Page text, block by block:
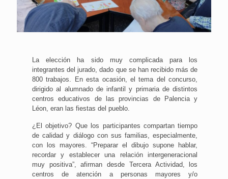
La elección ha sido muy complicada para los
integrantes del jurado, dado que se han recibido más de
800 trabajos. En esta ocasión, el tema del concurso,
dirigido al alumnado de infantil y primaria de distintos
centros educativos de las provincias de Palencia y
Léon, eran las fiestas del pueblo.
¿El objetivo? Que los participantes compartan tiempo
de calidad y diálogo con sus familias, especialmente,
con los mayores. “Preparar el dibujo supone hablar,
recordar y establecer una relación intergeneracional
muy positiva”, afirman desde Tercera Actividad, los
centros de atención a personas mayores y/o